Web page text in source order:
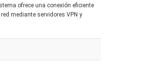
ofrece una conexión eficiente
mediante servidores VPN y